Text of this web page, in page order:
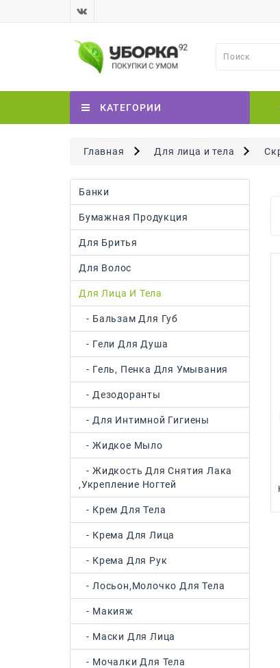
КАТЕГОРИИ
Главная Для лица и тела
Банки
Бумажная Продукция
Для Бритья
Для Волос
Для Лица И Тела
- Бальзам Для Губ
- Гели Для Душа
- Гель, Пенка Для Умывания
- Дезодоранты
- Для Интимной Гигиены
- Жидкое Мыло
- Жидкость Для Снятия Лака
,укрепление Ногтей
- Крем Для Тела
- Крема Для Лица
- Крема Для Рук
- Лосьон,молочко Для Тела
- Макияж
- Маски Для Лица
- Мочалки Для Тела